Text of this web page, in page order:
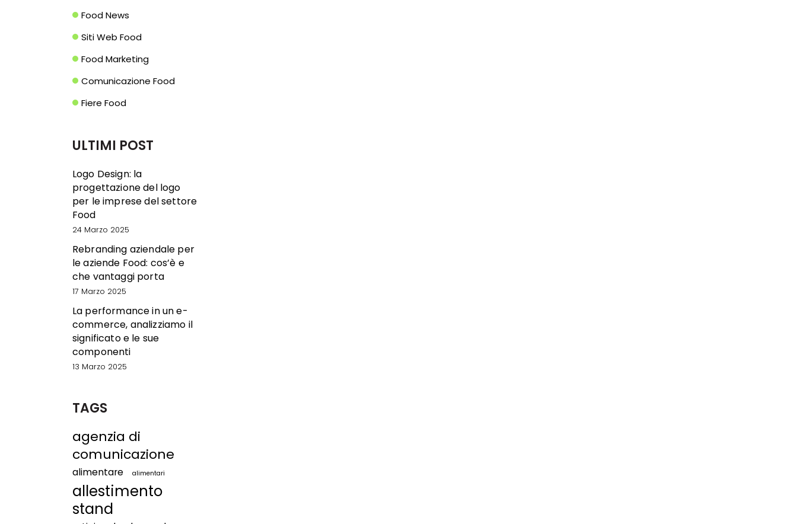
Food News
Siti Web Food
Food Marketing
Comunicazione Food
Fiere Food
ULTIMI POST
Logo Design: la
progettazione del logo
per le imprese del settore
Food
24 Marzo 2025
Rebranding aziendale per
le aziende Food: cos’è e
che vantaggi porta
17 Marzo 2025
La performance in un e-
commerce, analizziamo il
significato e le sue
componenti
13 Marzo 2025
TAGS
agenzia di
comunicazione
alimentare alimentari
allestimento
stand